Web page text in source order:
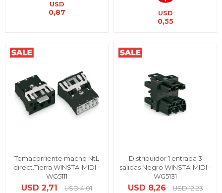
USD
0,87 USD
0,55
Tomacorriente macho NtL
direct.Tierra WINSTA-MIDI -
WG5111
USD 2,71 USD 4,01
Distribuidor 1 entrada 3
salidas Negro WINSTA-MIDI -
WG5131
USD 8,26 USD 12,23